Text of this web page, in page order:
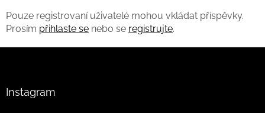
Pouze registrovaní uživatelé mohou vkládat příspěvky.
Prosím přihlaste se nebo se registrujte.
Instagram